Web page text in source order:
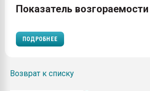
Показатель возгораемости
ПОДРОБНЕЕ
Возврат к списку